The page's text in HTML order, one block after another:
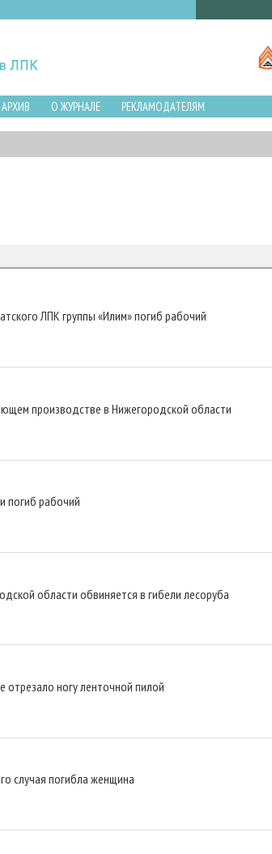
АРХИВ О ЖУРНАЛЕ РЕКЛАМОДАТЕЛЯМ
ЛПК группы «Илим» погиб рабочий
производстве в Нижегородской области
погиб рабочий
области обвиняется в гибели лесоруба
отрезало ногу ленточной пилой
случая погибла женщина